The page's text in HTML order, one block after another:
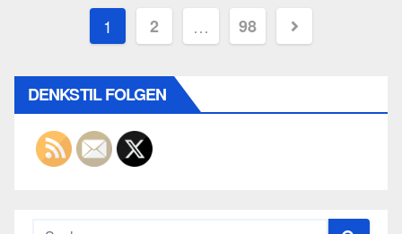
Seitennummerierung
Beiträge
1 2 … 98
DENKSTIL FOLGEN